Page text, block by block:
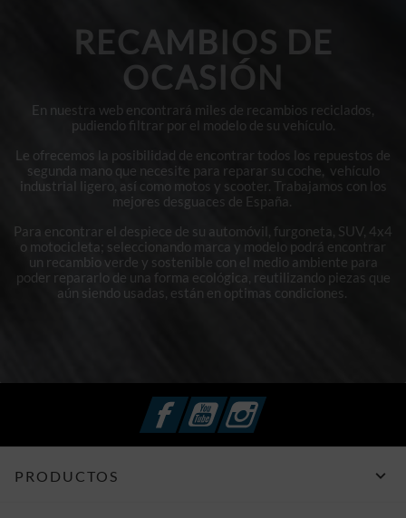
RECAMBIOS DE
OCASIÓN
En nuestra web encontrará miles de recambios reciclados,
pudiendo filtrar por el modelo de su vehículo.
Le ofrecemos la posibilidad de encontrar todos los repuestos de
segunda mano que necesite para reparar su coche, vehículo
industrial ligero, así como motos y scooter. Trabajamos con los
mejores desguaces de España.
Para encontrar el despiece de su automóvil, furgoneta, SUV, 4x4
o motocicleta; seleccionando marca y modelo podrá encontrar
un recambio verde y sostenible con el medio ambiente para
poder repararlo de una forma ecológica, reutilizando piezas que
aún siendo usadas, están en optimas condiciones.
FacebookYouTubeInstagram
PRODUCTOS 